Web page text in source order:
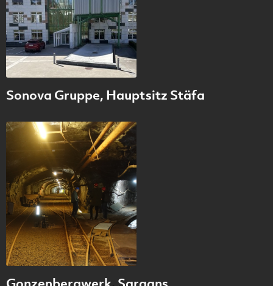
Sonova Gruppe, Hauptsitz Stäfa